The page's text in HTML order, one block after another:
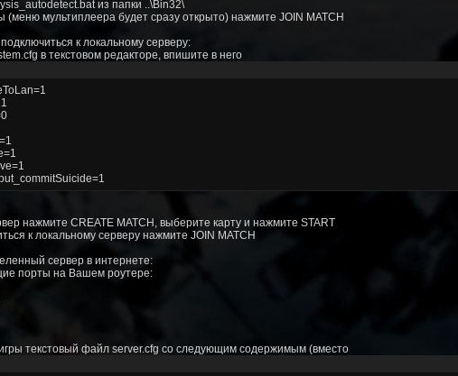
из папки ..\Bin32\
(меню мультиплеера будет сразу открыто) нажмите JOIN MATCH
к локальному серверу:
в текстовом редакторе, впишите в него
нажмите CREATE MATCH, выберите карту и нажмите START
к локальному серверу нажмите JOIN MATCH
сервер в интернете:
порты на Вашем роутере:
текстовый файл server.cfg со следующим содержимым (вместо